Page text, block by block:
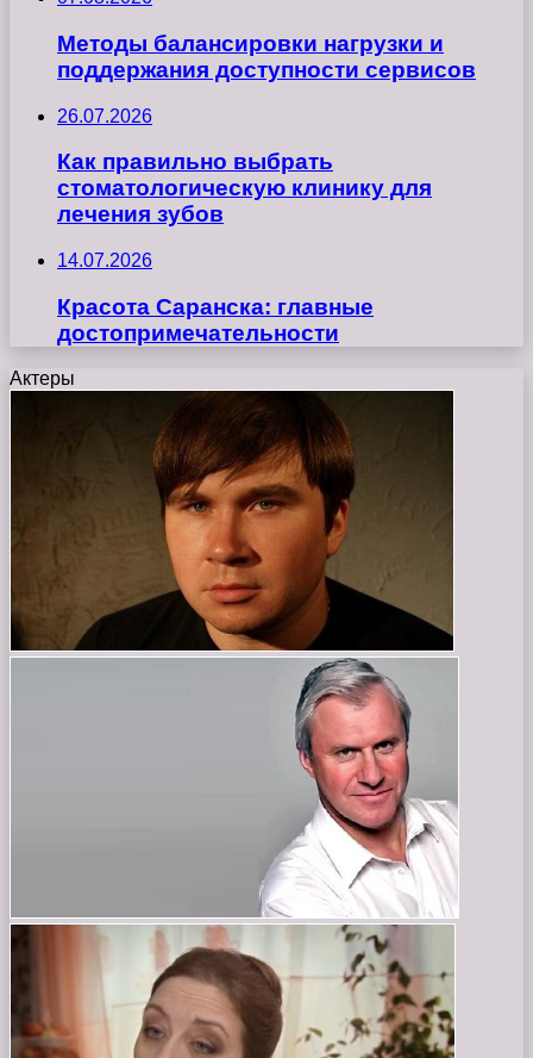
Методы балансировки нагрузки и
поддержания доступности сервисов
26.07.2026
Как правильно выбрать
стоматологическую клинику для
лечения зубов
14.07.2026
Красота Саранска: главные
достопримечательности
Актеры